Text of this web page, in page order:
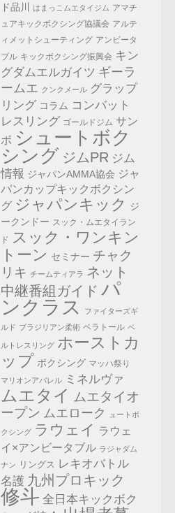
ド品川
はまっこムエタイジム アマチ
ュアキックボクシング協議会 アルテ
ィメットシューティング アンビータ
ブル キックボクシング振興会 キン
グダムエルガイツ ギーラ
ームエ クンクメール グラップ
リング コラム コンバット
レスリング ゴールドジム サン
ボ シュートボク
シング ジムPR ジム
情報 ジャパンAMMA協会 ジャ
パンカップキックボクシン
グ ジャパンキック
ジ
ークンドー スック・ムエタイラン
ド スック・ワンキン
トーン セミナー チャク
リキ チームティアラ ネット
中継番組ガイド パ
ンクラス
ファイターズギ
ルド ブラジリアン柔術 ベラトール ベ
ルトレスリング ホーストカ
ップ ボクシング マッハ祭り
マリオンアパレル ミネルヴァ
ムエタイ ムエタイオ
ープン ムエローク ュートボ
クシング ラウェイ ラウェ
イ×アンビータブル ラジャダム
ナン
リングス レキオバトル
名護 九州プロキック
修斗 全日本キックボク